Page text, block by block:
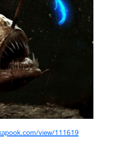
view/111619